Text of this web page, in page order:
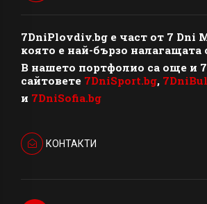
7DniPlovdiv.bg e част от 7 Dni
която е най-бързо налагащата
В нашето портфолио са още и
сайтовете 7DniSport.bg,
и 7DniSofia.bg
КОНТАКТИ